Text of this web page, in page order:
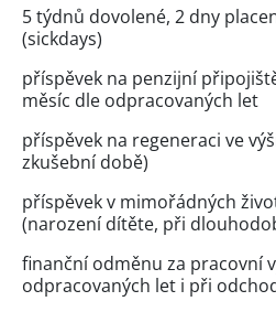
5 týdnů dovolené, 2 dny
(sickdays)
příspěvek na penzijní
měsíc dle odpracovaných let
příspěvek na regeneraci ve
zkušební době)
příspěvek v mimořádných
(narození dítěte, při
finanční odměnu za pracovní
odpracovaných let i při